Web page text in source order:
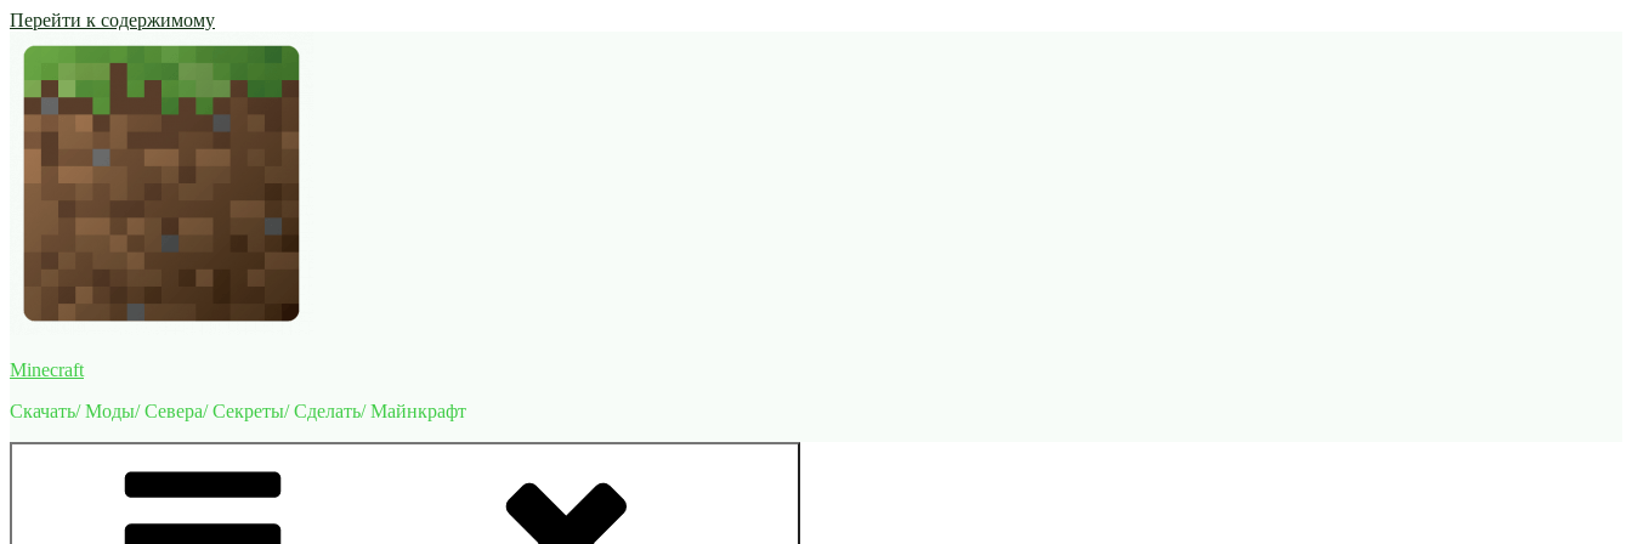
Перейти к содержимому
Minecraft
Скачать/ Моды/ Севера/ Секреты/ Сделать/ Майнкрафт